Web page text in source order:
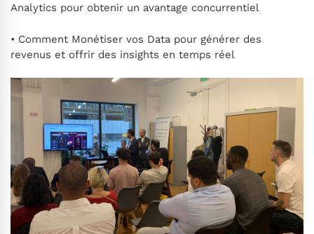
Analytics pour obtenir un avantage concurrentiel
• Comment Monétiser vos Data pour générer des
revenus et offrir des insights en temps réel